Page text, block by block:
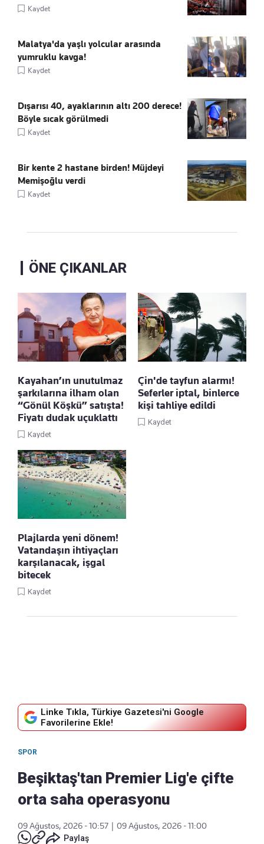
Kaydet
Malatya'da yaşlı yolcular arasında
yumruklu kavga!
Kaydet
Dışarısı 40, ayaklarının altı 200 derece!
Böyle sıcak görülmedi
Kaydet
Bir kente 2 hastane birden! Müjdeyi
Memişoğlu verdi
Kaydet
ÖNE ÇIKANLAR
Kayahan’ın unutulmaz
şarkılarına ilham olan
“Gönül Köşkü” satışta!
Fiyatı dudak uçuklattı
Kaydet
Çin'de tayfun alarmı!
Seferler iptal, binlerce
kişi tahliye edildi
Kaydet
Plajlarda yeni dönem!
Vatandaşın ihtiyaçları
karşılanacak, işgal
bitecek
Kaydet
Linke Tıkla, Türkiye Gazetesi'ni Google
Favorilerine Ekle!
SPOR
Beşiktaş'tan Premier Lig'e çifte
orta saha operasyonu
09 Ağustos, 2026 - 10:57
09 Ağustos, 2026 - 11:00
Paylaş